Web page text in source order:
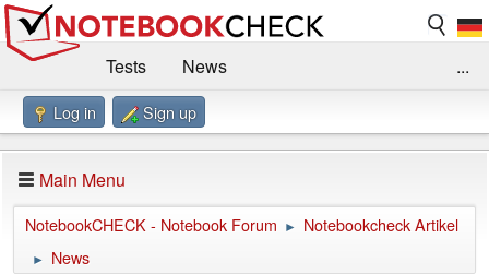
Tests
News
Benchmarks / Technik
Forum
Impressum
...
Log in Sign up
Main Menu
NotebookCHECK - Notebook Forum ► Notebookcheck Artikel
► News